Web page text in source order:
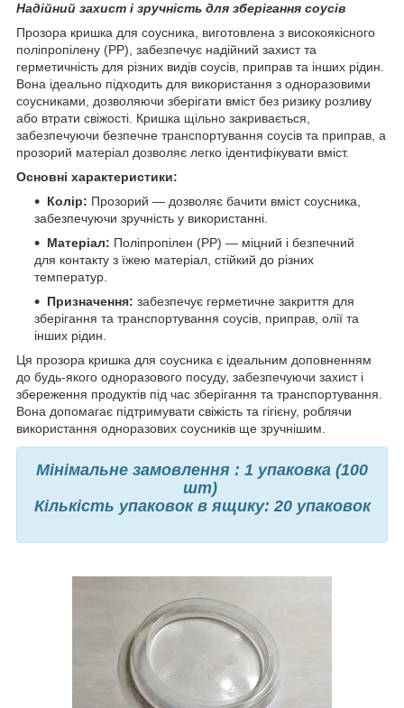
Надійний захист і зручність для зберігання соусів
Прозора кришка для соусника, виготовлена з високоякісного
поліпропілену (PP), забезпечує надійний захист та
герметичність для різних видів соусів, приправ та інших рідин.
Вона ідеально підходить для використання з одноразовими
соусниками, дозволяючи зберігати вміст без ризику розливу
або втрати свіжості. Кришка щільно закривається,
забезпечуючи безпечне транспортування соусів та приправ, а
прозорий матеріал дозволяє легко ідентифікувати вміст.
Основні характеристики:
Колір: Прозорий — дозволяє бачити вміст соусника,
забезпечуючи зручність у використанні.
Матеріал: Поліпропілен (PP) — міцний і безпечний
для контакту з їжею матеріал, стійкий до різних
температур.
Призначення: забезпечує герметичне закриття для
зберігання та транспортування соусів, приправ, олії та
інших рідин.
Ця прозора кришка для соусника є ідеальним доповненням
до будь-якого одноразового посуду, забезпечуючи захист і
збереження продуктів під час зберігання та транспортування.
Вона допомагає підтримувати свіжість та гігієну, роблячи
використання одноразових соусників ще зручнішим.
Мінімальне замовлення : 1 упаковка (100
шт)
Кількість упаковок в ящику: 20 упаковок